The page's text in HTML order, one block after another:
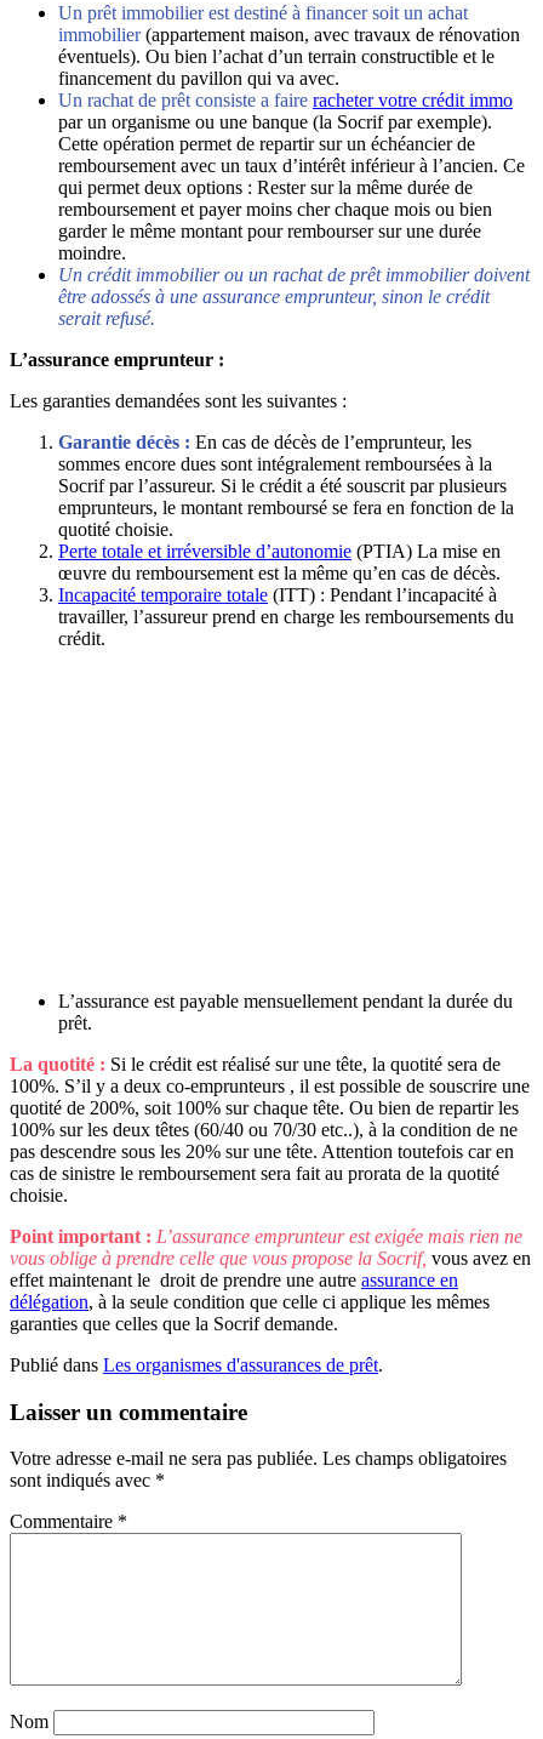
Un prêt immobilier est destiné à financer soit un achat
immobilier(appartement maison, avec travaux de rénovation
éventuels). Ou bien l’achat d’un terrain constructible et le
financement du pavillon qui va avec.
Un rachat de prêt consiste a faire racheter votre crédit immo
par un organisme ou une banque (la Socrif par exemple).
Cette opération permet de repartir sur un échéancier de
remboursement avec un taux d’intérêt inférieur à l’ancien. Ce
qui permet deux options : Rester sur la même durée de
remboursement et payer moins cher chaque mois ou bien
garder le même montant pour rembourser sur une durée
moindre.
Un crédit immobilier ou un rachat de prêt immobilier doivent
être adossés à une assurance emprunteur, sinon le crédit
serait refusé.
L’assurance emprunteur :
Les garanties demandées sont les suivantes :
Garantie décès : En cas de décès de l’emprunteur, les
sommes encore dues sont intégralement remboursées à la
Socrif par l’assureur. Si le crédit a été souscrit par plusieurs
emprunteurs, le montant remboursé se fera en fonction de la
quotité choisie.
Perte totale et irréversible d’autonomie (PTIA) La mise en
œuvre du remboursement est la même qu’en cas de décès.
Incapacité temporaire totale (ITT) : Pendant l’incapacité à
travailler, l’assureur prend en charge les remboursements du
crédit.
L’assurance est payable mensuellement pendant la durée du
prêt.
La quotité : Si le crédit est réalisé sur une tête, la quotité sera de
100%. S’il y a deux co-emprunteurs , il est possible de souscrire une
quotité de 200%, soit 100% sur chaque tête. Ou bien de repartir les
100% sur les deux têtes (60/40 ou 70/30 etc..), à la condition de ne
pas descendre sous les 20% sur une tête. Attention toutefois car en
cas de sinistre le remboursement sera fait au prorata de la quotité
choisie.
Point important : L’assurance emprunteur est exigée mais rien ne
vous oblige à prendre celle que vous propose la Socrif, vous avez en
effet maintenant le droit de prendre une autre assurance en
délégation, à la seule condition que celle ci applique les mêmes
garanties que celles que la Socrif demande.
Publié dans Les organismes d'assurances de prêt.
Laisser un commentaire
Votre adresse e-mail ne sera pas publiée. Les champs obligatoires
sont indiqués avec *
Commentaire *
Nom